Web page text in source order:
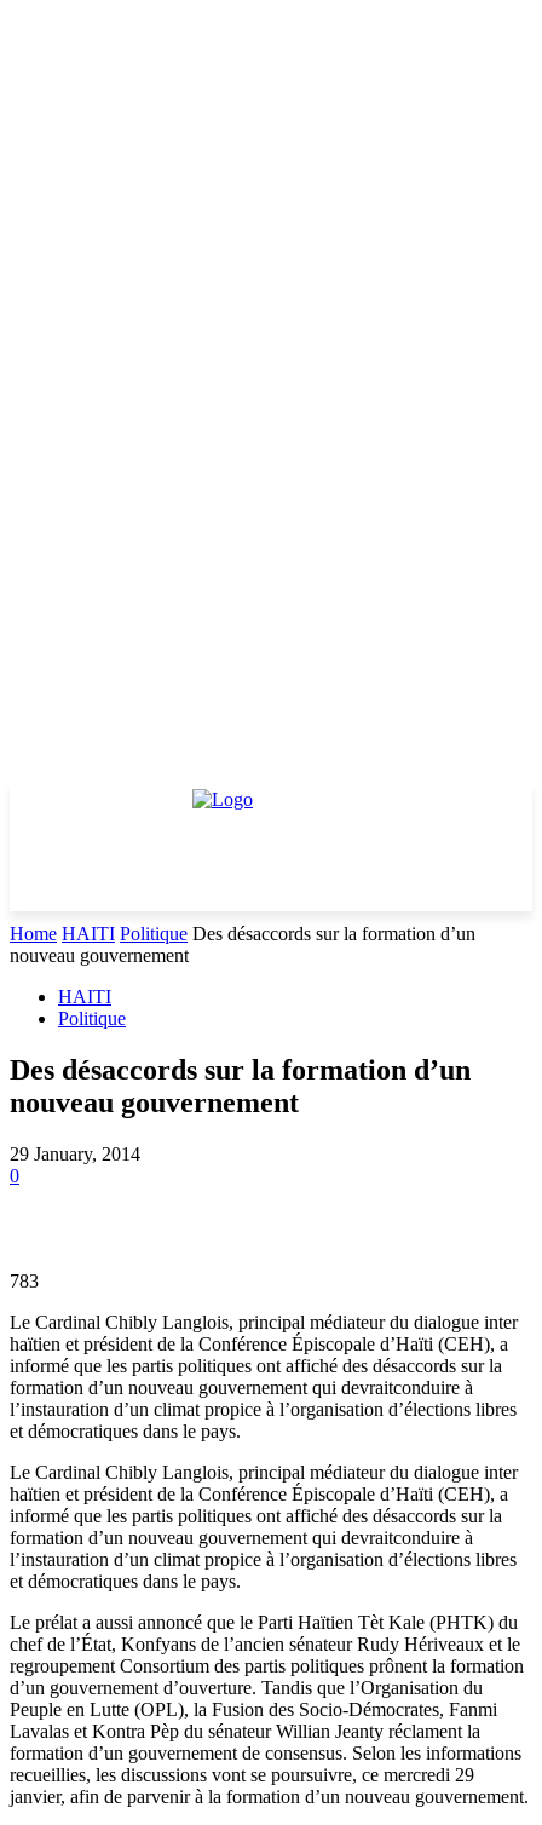
Home HAITI Politique Des désaccords sur la formation d’un
nouveau gouvernement
HAITI
Politique
Des désaccords sur la formation d’un
nouveau gouvernement
29 January, 2014
0
783
Le Cardinal Chibly Langlois, principal médiateur du dialogue inter
haïtien et président de la Conférence Épiscopale d’Haïti (CEH), a
informé que les partis politiques ont affiché des désaccords sur la
formation d’un nouveau gouvernement qui devraitconduire à
l’instauration d’un climat propice à l’organisation d’élections libres
et démocratiques dans le pays.
Le Cardinal Chibly Langlois, principal médiateur du dialogue inter
haïtien et président de la Conférence Épiscopale d’Haïti (CEH), a
informé que les partis politiques ont affiché des désaccords sur la
formation d’un nouveau gouvernement qui devraitconduire à
l’instauration d’un climat propice à l’organisation d’élections libres
et démocratiques dans le pays.
Le prélat a aussi annoncé que le Parti Haïtien Tèt Kale (PHTK) du
chef de l’État, Konfyans de l’ancien sénateur Rudy Hériveaux et le
regroupement Consortium des partis politiques prônent la formation
d’un gouvernement d’ouverture. Tandis que l’Organisation du
Peuple en Lutte (OPL), la Fusion des Socio-Démocrates, Fanmi
Lavalas et Kontra Pèp du sénateur Willian Jeanty réclament la
formation d’un gouvernement de consensus. Selon les informations
recueillies, les discussions vont se poursuivre, ce mercredi 29
janvier, afin de parvenir à la formation d’un nouveau gouvernement.